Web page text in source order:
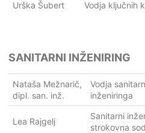
Urška Šubert Vodja ključnih
SANITARNI INŽENIRING
Nataša Mežnarič,
dipl. san. inž.
Vodja
inženiringa
Lea Rajgelj
Sanitarni
strokovna